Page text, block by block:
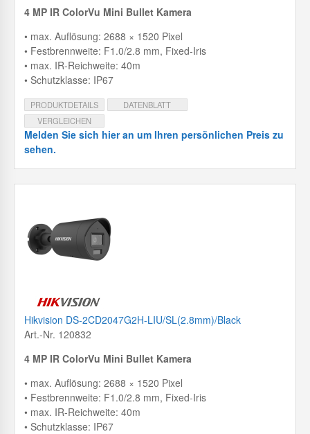
4 MP IR ColorVu Mini Bullet Kamera
• max. Auflösung: 2688 × 1520 Pixel
• Festbrennweite: F1.0/2.8 mm, Fixed-Iris
• max. IR-Reichweite: 40m
• Schutzklasse: IP67
PRODUKTDETAILS
DATENBLATT
VERGLEICHEN
Melden Sie sich hier an um Ihren persönlichen Preis zu
sehen.
Hikvision DS-2CD2047G2H-LIU/SL(2.8mm)/Black
Art.-Nr. 120832
4 MP IR ColorVu Mini Bullet Kamera
• max. Auflösung: 2688 × 1520 Pixel
• Festbrennweite: F1.0/2.8 mm, Fixed-Iris
• max. IR-Reichweite: 40m
• Schutzklasse: IP67